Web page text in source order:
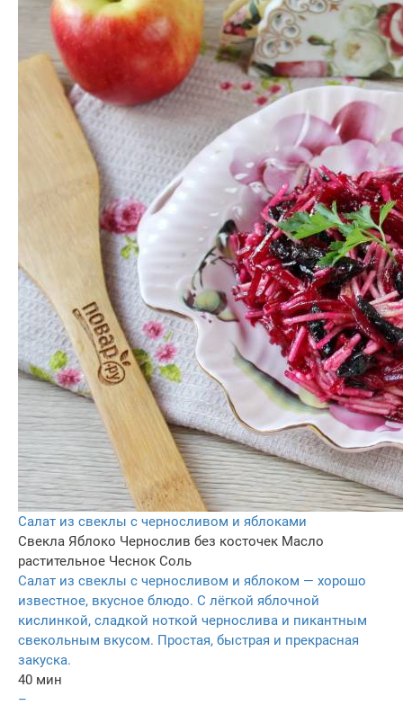
Салат из свеклы с черносливом и яблоками
Свекла Яблоко Чернослив без косточек Масло
растительное Чеснок Соль
Салат из свеклы с черносливом и яблоком — хорошо
известное, вкусное блюдо. С лёгкой яблочной
кислинкой, сладкой ноткой чернослива и пикантным
свекольным вкусом. Простая, быстрая и прекрасная
закуска.
40 мин
–